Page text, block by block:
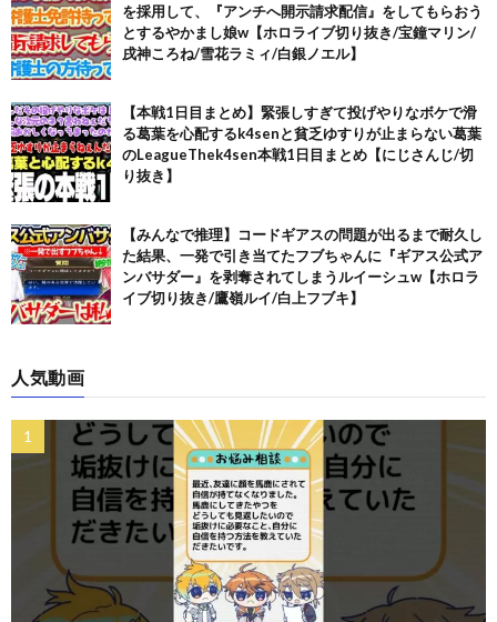
を採用して、『アンチへ開示請求配信』をしてもらおう
とするやかまし娘w【ホロライブ切り抜き/宝鐘マリン/
戌神ころね/雪花ラミィ/白銀ノエル】
【本戦1日目まとめ】緊張しすぎて投げやりなボケで滑
る葛葉を心配するk4senと貧乏ゆすりが止まらない葛葉
のLeagueThek4sen本戦1日目まとめ【にじさんじ/切
り抜き】
【みんなで推理】コードギアスの問題が出るまで耐久し
た結果、一発で引き当てたフブちゃんに『ギアス公式ア
ンバサダー』を剥奪されてしまうルイーシュw【ホロラ
イブ切り抜き/鷹嶺ルイ/白上フブキ】
人気動画